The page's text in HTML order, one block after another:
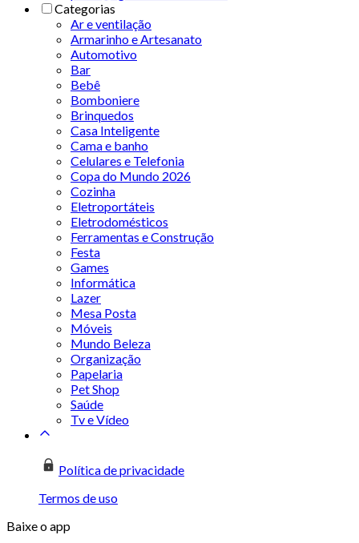
Categorias
Ar e ventilação
Armarinho e Artesanato
Automotivo
Bar
Bebê
Bomboniere
Brinquedos
Casa Inteligente
Cama e banho
Celulares e Telefonia
Copa do Mundo 2026
Cozinha
Eletroportáteis
Eletrodomésticos
Ferramentas e Construção
Festa
Games
Informática
Lazer
Mesa Posta
Móveis
Mundo Beleza
Organização
Papelaria
Pet Shop
Saúde
Tv e Vídeo
Política de privacidade
Termos de uso
Baixe o app